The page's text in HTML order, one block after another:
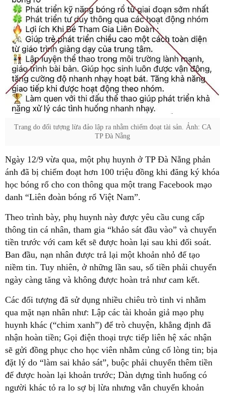
Trang do đối tượng lừa đảo lập ra nhằm chiếm đoạt tài sản. Ảnh: CA
TP Đà Nẵng
Ngày 12/9 vừa qua, một phụ huynh ở TP Đà Nẵng phản
ánh đã bị chiếm đoạt hơn 100 triệu đồng khi đăng ký khóa
học bóng rổ cho con thông qua một trang Facebook mạo
danh “Liên đoàn bóng rổ Việt Nam”.
Theo trình bày, phụ huynh này được yêu cầu cung cấp
thông tin cá nhân, tham gia “khảo sát đầu vào” và chuyển
tiền trước với cam kết sẽ được hoàn lại sau khi đối soát.
Ban đầu, nạn nhân được trả lại một khoản nhỏ để tạo
niềm tin. Tuy nhiên, ở những lần sau, số tiền phải chuyển
ngày càng tăng và không được hoàn trả như cam kết.
Các đối tượng đã sử dụng nhiều chiêu trò tinh vi nhằm
qua mặt nạn nhân như: Lập các tài khoản giả mạo phụ
huynh khác (“chim xanh”) để trò chuyện, khẳng định đã
nhận hoàn tiền; Gọi điện thoại trực tiếp liên hệ xác nhận
sẽ gửi đồng phục cho học viên nhằm củng cố lòng tin; bịa
đặt lý do “làm sai khảo sát”, buộc phải chuyển thêm tiền
để được hoàn lại khoản trước; Dàn dựng tình huống có
người khác tỏ ra lo sợ bị lừa nhưng vẫn chuyển khoản